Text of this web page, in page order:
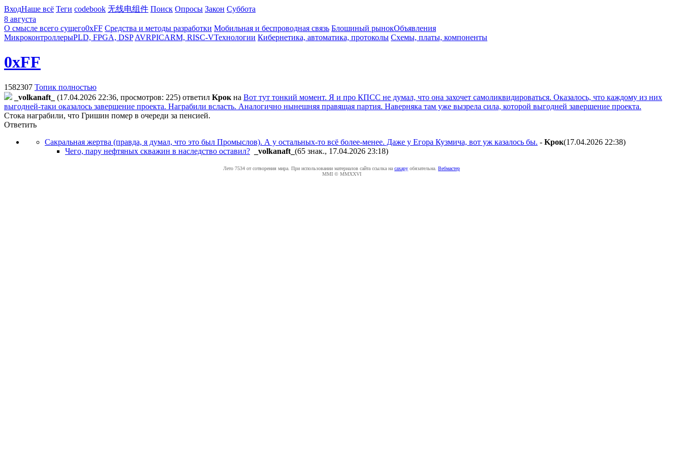
ВходНаше всё Теги codebook 无线电组件 Поиск Опросы Закон Суббота
8 августа
О смысле всего сущего0xFF Средства и методы разработки Мобильная и беспроводная связь Блошиный рынокОбъявления
МикроконтроллерыPLD, FPGA, DSP AVRPICARM, RISC-VТехнологии Кибернетика, автоматика, протоколы Схемы, платы, компоненты
0xFF
1582307 Топик полностью
_volkanaft_
(17.04.2026 22:36, просмотров: 225) ответил Kpoк на Вот тут тонкий момент. Я и про КПСС не думал, что она захочет самоликвидироваться. Оказалось, что каждому из них
выгодней-таки оказалось завершение проекта. Награбили всласть. Аналогично нынешняя правящая партия. Наверняка там уже вызрела сила, которой выгодней завершение проекта.
Стока награбили, что Гришин помер в очереди за пенсией.
Ответить
Сакральная жертва (правда, я думал, что это был Промыслов). А у остальных-то всё более-менее. Даже у Егора Кузмича, вот уж казалось бы. - Kpoк(17.04.2026 22:38)
Чего, пару нефтяных скважин в наследство оставил?
_volkanaft_ (65 знак., 17.04.2026 23:18)
Лето 7534 от сотворения мира. При использовании материалов сайта ссылка на caxapу обязательна. Вебмастер
MMI © MMXXVI